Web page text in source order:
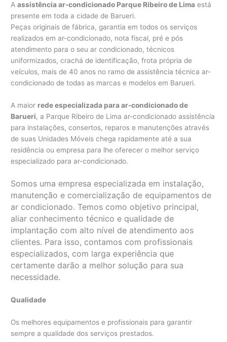
Aassistência ar-condicionado Parque Ribeiro de Lima está
presente em toda a cidade de Barueri.
Peças originais de fábrica, garantia em todos os serviços
realizados em ar-condicionado, nota fiscal, pré e pós
atendimento para o seu ar condicionado, técnicos
uniformizados, crachá de identificação, frota própria de
veículos, mais de 40 anos no ramo de assistência técnica ar-
condicionado de todas as marcas e modelos em Barueri.
A maior rede especializada para ar-condicionado de
Barueri, a Parque Ribeiro de Lima ar-condicionado assistência
para instalações, consertos, reparos e manutenções através
de suas Unidades Móveis chega rapidamente até a sua
residência ou empresa para lhe oferecer o melhor serviço
especializado para ar-condicionado.
Somos uma empresa especializada em instalação,
manutenção e comercialização de equipamentos de
ar condicionado. Temos como objetivo principal,
aliar conhecimento técnico e qualidade de
implantação com alto nível de atendimento aos
clientes. Para isso, contamos com profissionais
especializados, com larga experiência que
certamente darão a melhor solução para sua
necessidade.
Qualidade
Os melhores equipamentos e profissionais para garantir
sempre a qualidade dos serviços prestados.